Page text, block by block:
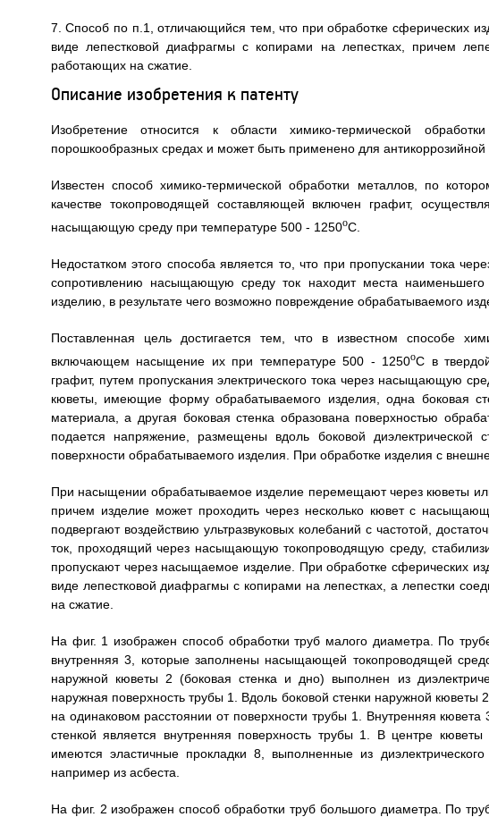
7. Способ по п.1, отличающийся тем, что при обработке сферических
виде лепестковой диафрагмы с копирами на лепестках, причем
работающих на сжатие.
Описание изобретения к патенту
Изобретение относится к области химико-термической
порошкообразных средах и может быть применено для
Известен способ химико-термической обработки металлов, по
качестве токопроводящей составляющей включен графит,
насыщающую среду при температуре 500 - 1250oC.
Недостатком этого способа является то, что при пропускании тока
сопротивлению насыщающую среду ток находит места
изделию, в результате чего возможно повреждение обрабатываемого
Поставленная цель достигается тем, что в известном способе
включающем насыщение их при температуре 500 - 1250oC в
графит, путем пропускания электрического тока через насыщающую
кюветы, имеющие форму обрабатываемого изделия, одна боковая
материала, а другая боковая стенка образована поверхностью
подается напряжение, размещены вдоль боковой
поверхности обрабатываемого изделия. При обработке изделия с
При насыщении обрабатываемое изделие перемещают через кюветы
причем изделие может проходить через несколько кювет с
подвергают воздействию ультразвуковых колебаний с частотой,
ток, проходящий через насыщающую токопроводящую среду,
пропускают через насыщаемое изделие. При обработке сферических
виде лепестковой диафрагмы с копирами на лепестках, а лепестки
на сжатие.
На фиг. 1 изображен способ обработки труб малого диаметра. По
внутренняя 3, которые заполнены насыщающей токопроводящей
наружной кюветы 2 (боковая стенка и дно) выполнен из
наружная поверхность трубы 1. Вдоль боковой стенки наружной
на одинаковом расстоянии от поверхности трубы 1. Внутренняя
стенкой является внутренняя поверхность трубы 1. В центре
имеются эластичные прокладки 8, выполненные из
например из асбеста.
На фиг. 2 изображен способ обработки труб большого диаметра. По